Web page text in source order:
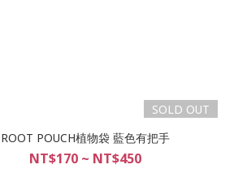
SOLD OUT
ROOT POUCH植物袋 藍色有把手
NT$170 ~ NT$450